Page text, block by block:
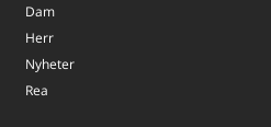
Dam
Herr
Nyheter
Rea